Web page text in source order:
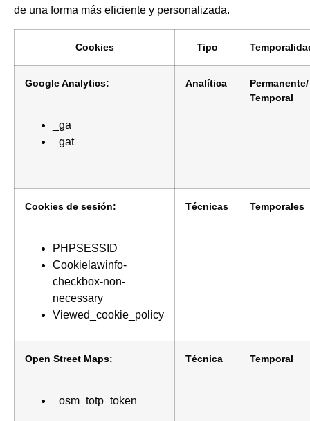
de una forma más eficiente y personalizada.
Cookies Tipo
Google Analytics:
_ga
_gat
Analítica
Permanente/
Temporal
Cookies de sesión:
PHPSESSID
Cookielawinfo-
checkbox-non-
necessary
Viewed_cookie_policy
Técnicas Temporales
Open Street Maps:
_osm_totp_token
Técnica Temporal